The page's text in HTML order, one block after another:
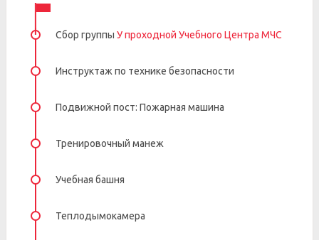
Сбор группы У проходной Учебного Центра МЧС
Инструктаж по технике безопасности
Подвижной пост: Пожарная машина
Тренировочный манеж
Учебная башня
Теплодымокамера